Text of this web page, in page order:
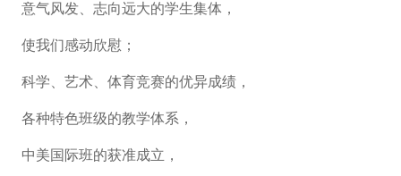
意气风发、志向远大的学生集体，
使我们感动欣慰；
科学、艺术、体育竞赛的优异成绩，
各种特色班级的教学体系，
中美国际班的获准成立，